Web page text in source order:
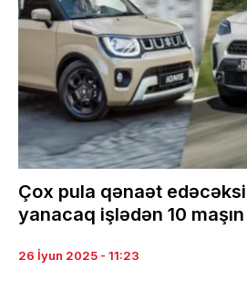
Çox pula qənaət
yanacaq işlədən 10 maşın
26 İyun 2025 - 11:23